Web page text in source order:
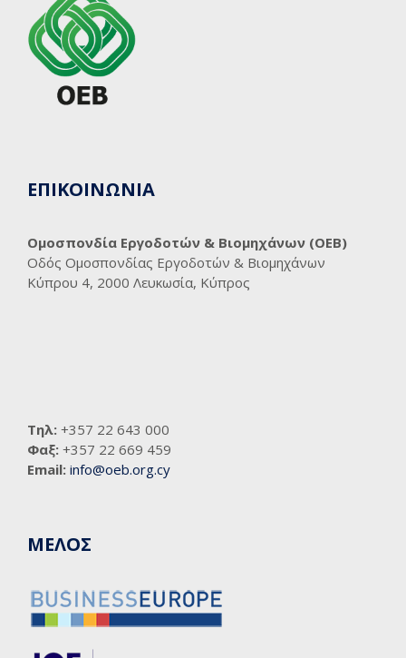
ΕΠΙΚΟΙΝΩΝΙΑ
Ομοσπονδία Εργοδοτών & Βιομηχάνων (ΟΕΒ)
Οδός Ομοσπονδίας Εργοδοτών & Βιομηχάνων
Κύπρου 4, 2000 Λευκωσία, Κύπρος
Τηλ: +357 22 643 000
Φαξ: +357 22 669 459
Email: info@oeb.org.cy
ΜΕΛΟΣ